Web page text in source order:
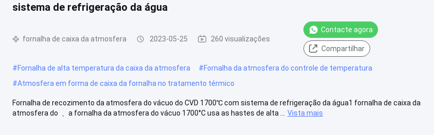
sistema de refrigeração da água
fornalha de caixa da atmosfera 2023-05-25 260 visualizações
Contacte agora
Compartilhar
#Fornalha de alta temperatura da caixa da atmosfera #Fornalha da atmosfera do controle de temperatura
#Atmosfera em forma de caixa da fornalha no tratamento térmico
Fornalha de recozimento da atmosfera do vácuo do CVD 1700℃ com sistema de refrigeração da água1 fornalha de caixa da
atmosfera do ﹑ a fornalha da atmosfera do vácuo 1700°C usa as hastes de alta ...
Vista mais